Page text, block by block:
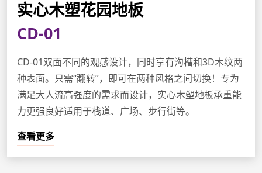
实心木塑花园地板
CD-01
CD-01双面不同的观感设计，同时享有沟槽和3D木纹两
种表面。只需“翻转”，即可在两种风格之间切换！专为
满足大人流高强度的需求而设计，实心木塑地板承重能
力更强良好适用于栈道、广场、步行街等。
查看更多